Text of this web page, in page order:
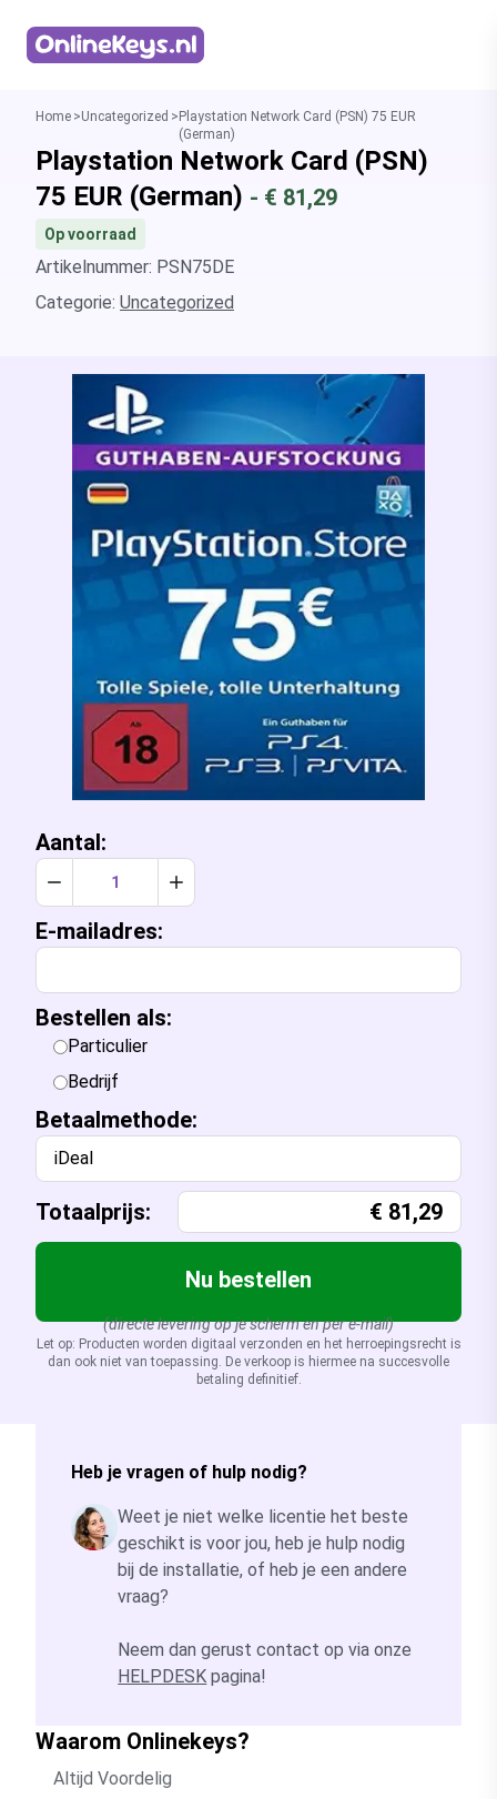
Home Uncategorized
Playstation Network Card (PSN) 75 EUR
(German)
Playstation Network Card (PSN)
75 EUR (German) - € 81,29
Op voorraad
Artikelnummer: PSN75DE
Categorie: Uncategorized
Aantal:
Verlaag aantal met 1Verhoog aantal met 1
E-mailadres:
Bestellen als:
Particulier
Bedrijf
Betaalmethode:
iDeal
Totaalprijs: € 81,29
Nu bestellen
(directe levering op je scherm en per e-mail)
Let op: Producten worden digitaal verzonden en het herroepingsrecht is
dan ook niet van toepassing. De verkoop is hiermee na succesvolle
betaling definitief.
Heb je vragen of hulp nodig?
Weet je niet welke licentie het beste
geschikt is voor jou, heb je hulp nodig
bij de installatie, of heb je een andere
vraag?
Neem dan gerust contact op via onze
HELPDESK pagina!
Waarom Onlinekeys?
Altijd Voordelig